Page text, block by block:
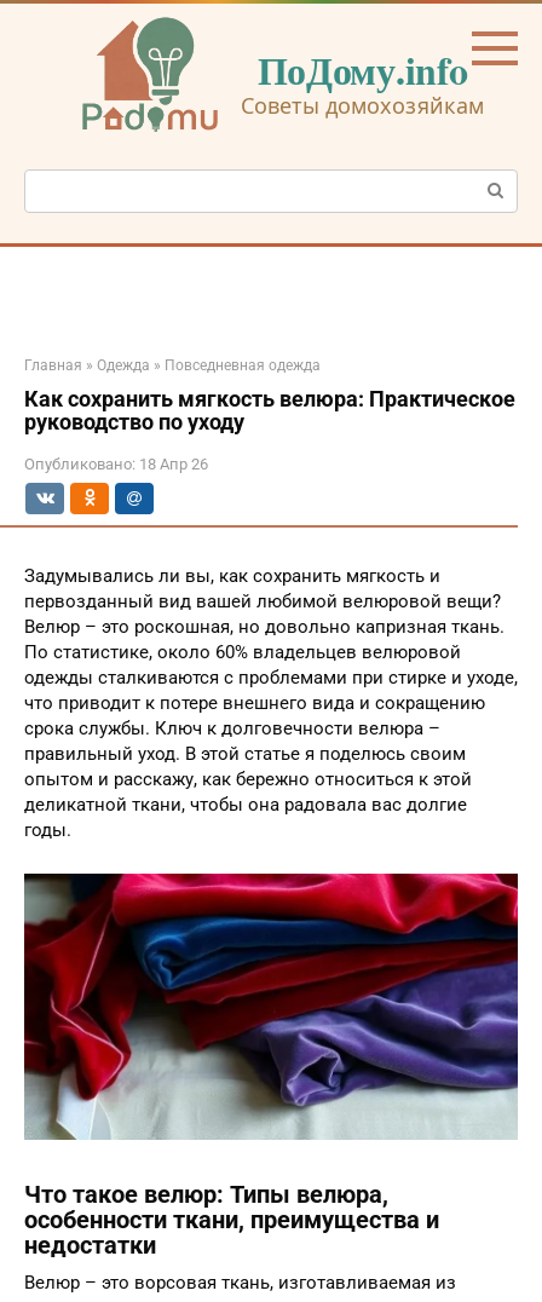
Перейти
ПоДому.info
Советы домохозяйкам
Поиск:
Главная » Одежда » Повседневная одежда
Как сохранить мягкость велюра: Практическое
руководство по уходу
Опубликовано: 18 Апр 26
Задумывались ли вы, как сохранить мягкость и
первозданный вид вашей любимой велюровой вещи?
Велюр – это роскошная, но довольно капризная ткань.
По статистике, около 60% владельцев велюровой
одежды сталкиваются с проблемами при стирке и уходе,
что приводит к потере внешнего вида и сокращению
срока службы. Ключ к долговечности велюра –
правильный уход. В этой статье я поделюсь своим
опытом и расскажу, как бережно относиться к этой
деликатной ткани, чтобы она радовала вас долгие
годы.
Что такое велюр: Типы велюра,
особенности ткани, преимущества и
недостатки
Велюр – это ворсовая ткань, изготавливаемая из